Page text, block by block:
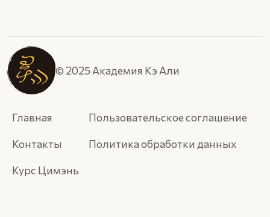
© 2025 Академия Кэ Али
Главная
Контакты
Курс Цимэнь
Пользовательское соглашение
Политика обработки данных